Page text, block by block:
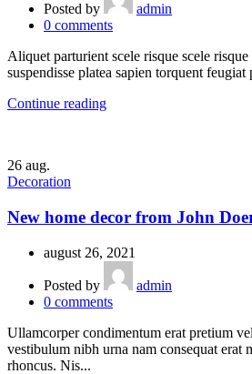
Posted by
admin
0 comments
Aliquet parturient scele risque scele
suspendisse platea sapien torquent
Continue reading
26 aug.
Decoration
New home decor from John
august 26, 2021
Posted by
admin
0 comments
Ullamcorper condimentum erat pretium
vestibulum nibh urna nam consequat erat
rhoncus. Nis...